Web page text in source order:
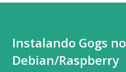
Instalando Gogs no
Debian/Raspberry